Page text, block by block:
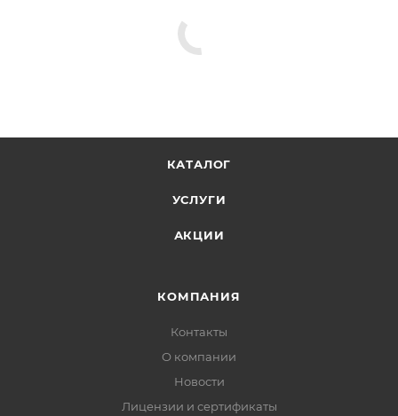
КАТАЛОГ
УСЛУГИ
АКЦИИ
КОМПАНИЯ
Контакты
О компании
Новости
Лицензии и сертификаты